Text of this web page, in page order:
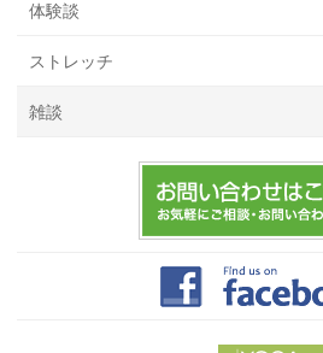
体験談
ストレッチ
雑談